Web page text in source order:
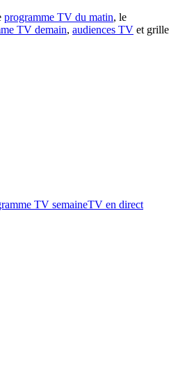
programme TV du matin, le
TV demain, audiences TV et grille
TV semaineTV en direct